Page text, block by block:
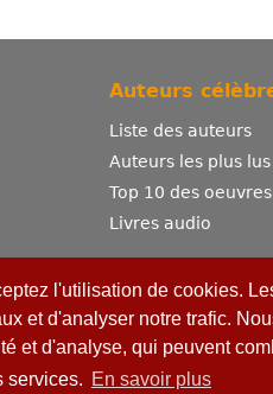
l'utilisation de cookies.
et d'analyser notre trafic.
et d'analyse, qui peuvent
services. En savoir plus
Auteurs
Liste des auteurs
Auteurs les plus lus
Top 10 des oeuvres
Livres audio